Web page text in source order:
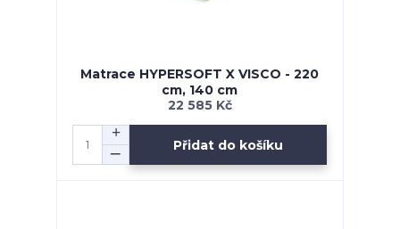
Matrace HYPERSOFT X VISCO - 220
cm, 140 cm
22 585 Kč
Přidat do košíku